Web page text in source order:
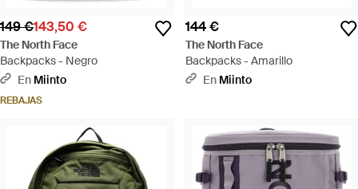
149 €143,50 €
The North Face
Backpacks - Negro
En Miinto
REBAJAS
144 €
The North Face
Backpacks - Amarillo
En Miinto